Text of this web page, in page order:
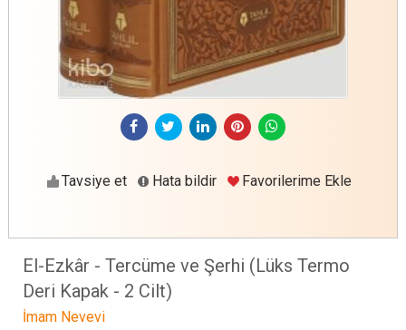
Tavsiye et Hata bildir Favorilerime Ekle
El-Ezkâr - Tercüme ve Şerhi (Lüks Termo
Deri Kapak - 2 Cilt)
İmam Nevevi